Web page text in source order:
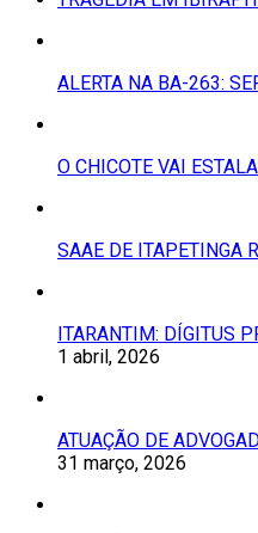
ALERTA NA BA-263:
O CHICOTE VAI
SAAE DE ITAPETINGA
ITARANTIM: DÍGITUS
1 abril, 2026
ATUAÇÃO DE
31 março, 2026